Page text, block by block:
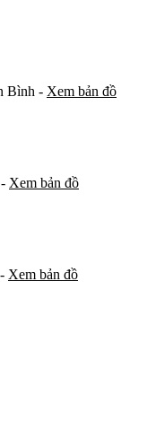
Bình - Xem bản đồ
Xem bản đồ
Xem bản đồ